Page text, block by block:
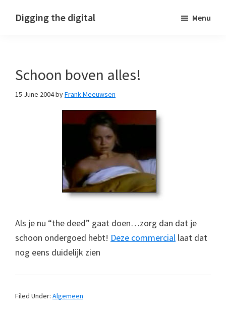
Digging the digital Menu
Schoon boven alles!
15 June 2004byFrank Meeuwsen
Als je nu “the deed” gaat doen…zorg dan dat je
schoon ondergoed hebt! Deze commercial laat dat
nog eens duidelijk zien
Filed Under: Algemeen